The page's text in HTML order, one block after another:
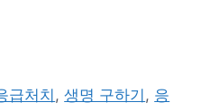
급처치 ,생명 구하기 , 응